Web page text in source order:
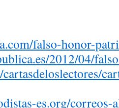
falso-honor-
2012/04/
cartasdeloslectores/
es.org/correos-